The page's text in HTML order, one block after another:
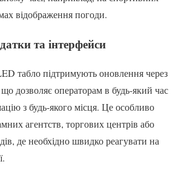
відображення погоди.
та інтерфейси
табло підтримують оновлення через
дозволяє операторам в будь-який час
з будь-якого місця. Це особливо
агентств, торгових центрів або
де необхідно швидко реагувати на